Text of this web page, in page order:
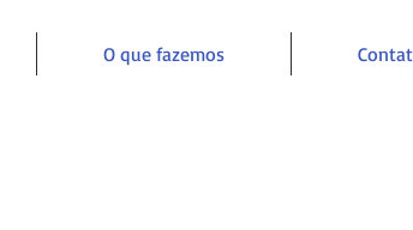
O que fazemos